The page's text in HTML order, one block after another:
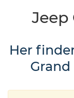
olier &
Jeep
Her